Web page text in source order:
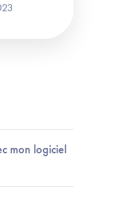
mon logiciel